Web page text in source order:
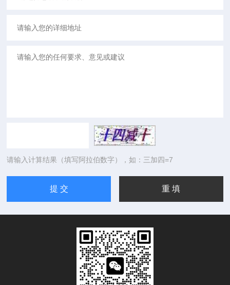
请输入计算结果（填写阿拉伯数字），如：三加四=7